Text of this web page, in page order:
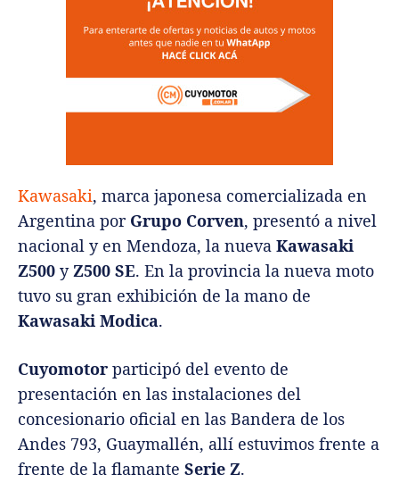
Kawasaki, marca japonesa comercializada en
Argentina por Grupo Corven, presentó a nivel
nacional y en Mendoza, la nueva Kawasaki
Z500 y Z500 SE. En la provincia la nueva moto
tuvo su gran exhibición de la mano de
Kawasaki Modica.
Cuyomotor participó del evento de
presentación en las instalaciones del
concesionario oficial en las Bandera de los
Andes 793, Guaymallén, allí estuvimos frente a
frente de la flamante Serie Z.